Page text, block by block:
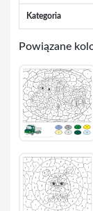
Kategoria
Powiązane